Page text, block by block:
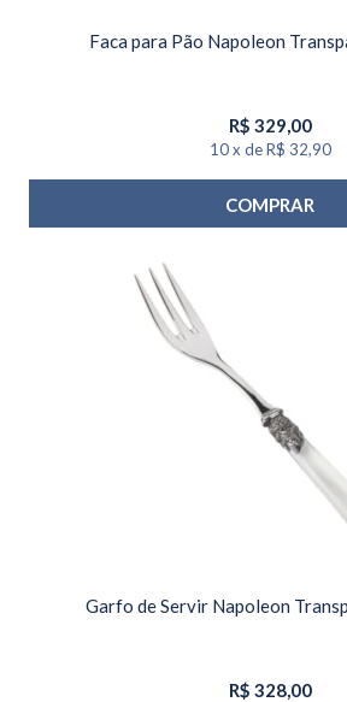
Faca para Pão Napoleon
R$ 329,00
10 x de R$ 32,90
COMPRAR
Garfo de Servir Napoleon
R$ 328,00